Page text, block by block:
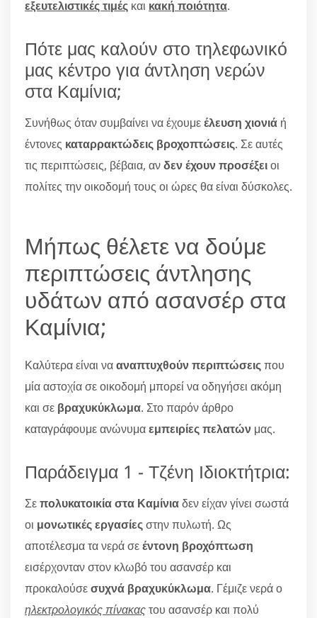
εξευτελιστικές τιμές και κακή ποιότητα.
Πότε μας καλούν στο τηλεφωνικό
μας κέντρο για άντληση νερών
στα Καμίνια;
Συνήθως όταν συμβαίνει να έχουμεέλευση χιονιά ή
έντονες καταρρακτώδεις βροχοπτώσεις. Σε αυτές
τις περιπτώσεις, βέβαια, ανδεν έχουν προσέξειοι
πολίτες την οικοδομή τους οι ώρες θα είναι δύσκολες.
Μήπως θέλετε να δούμε
περιπτώσεις άντλησης
υδάτων από ασανσέρ στα
Καμίνια;
Καλύτερα είναι νααναπτυχθούν περιπτώσειςπου
μία αστοχία σε οικοδομή μπορεί να οδηγήσει ακόμη
και σε βραχυκύκλωμα. Στο παρόν άρθρο
καταγράφουμε ανώνυμαεμπειρίες πελατών μας.
Παράδειγμα 1 - Τζένη Ιδιοκτήτρια:
Σεπολυκατοικία στα Καμίνιαδεν είχαν γίνει σωστά
οι μονωτικές εργασίεςστην πυλωτή. Ως
αποτέλεσμα τα νερά σεέντονη βροχόπτωση
εισέρχονταν στον κλωβό του ασανσέρ και
προκαλούσεσυχνά βραχυκύκλωμα. Γέμιζε νερά ο
ηλεκτρολογικός πίνακαςτου ασανσέρ και πολύ